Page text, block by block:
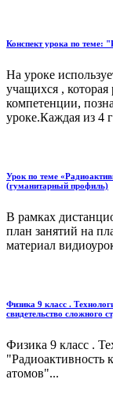
Конспект урока по теме:
На уроке
учащихся ,
компетенции,
уроке.Каждая из 4
Урок по теме
(гуманитарный профиль)
В рамках
план занятий на
материал
Физика 9 класс .
свидетельство сложного
Физика 9 класс .
"Радиоактивность
атомов"...